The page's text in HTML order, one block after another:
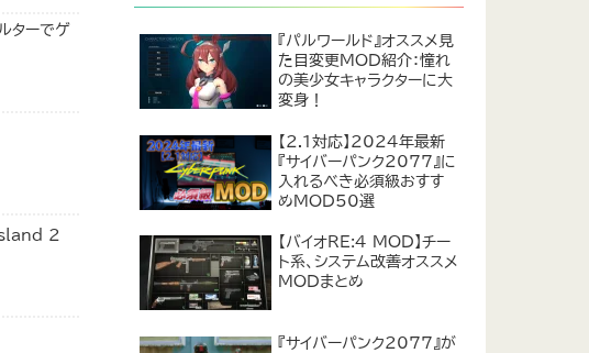
ターでゲ
2
『パルワールド』オススメ見
た目変更MOD紹介：憧れ
の美少女キャラクターに大
変身！
【2.1対応】2024年最新
『サイバーパンク2077』に
入れるべき必須級おすす
めMOD50選
【バイオRE:4 MOD】チー
ト系、システム改善オススメ
MODまとめ
『サイバーパンク2077』が